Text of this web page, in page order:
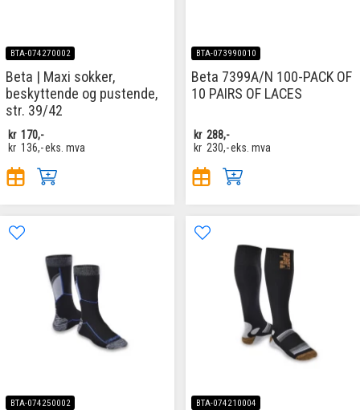
BTA-074270002
Beta | Maxi sokker,
beskyttende og pustende,
str. 39/42
kr 170,-
kr 136,-eks. mva
BTA-073990010
Beta 7399A/N 100-PACK OF
10 PAIRS OF LACES
kr 288,-
kr 230,-eks. mva
BTA-074250002 BTA-074210004